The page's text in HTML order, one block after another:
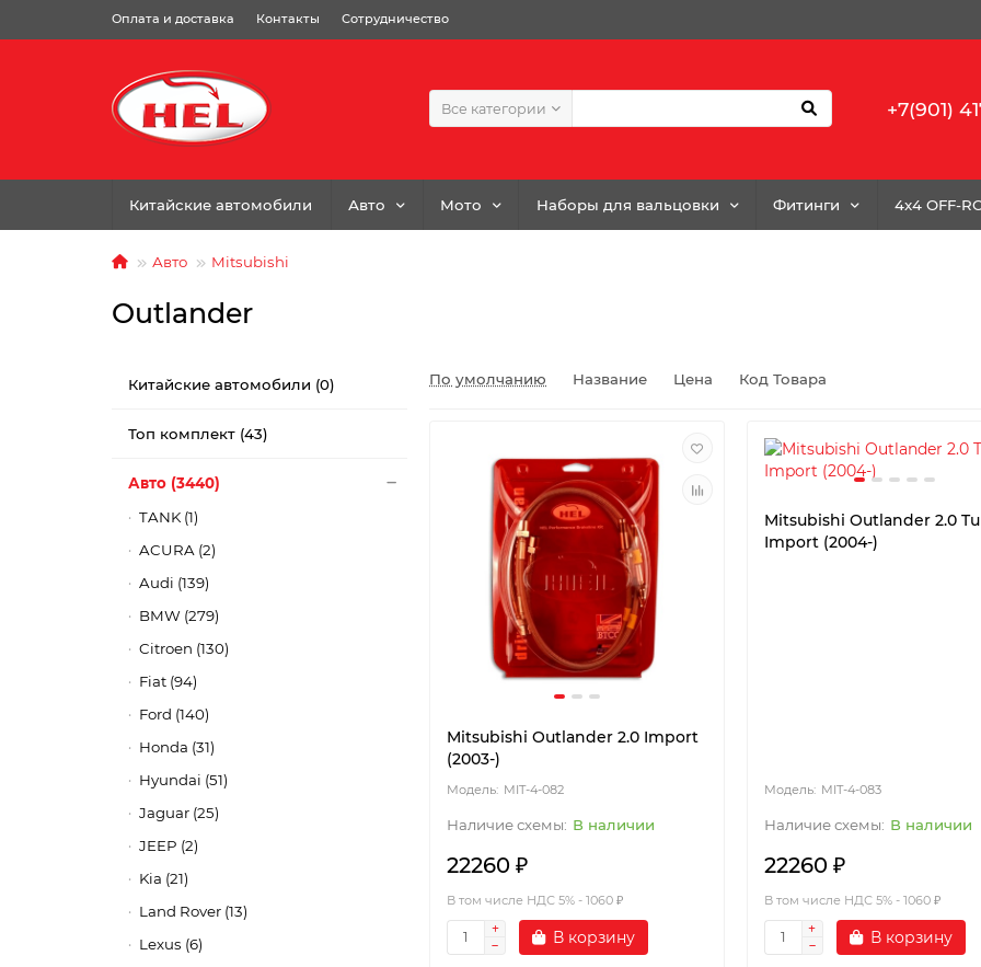
Оплата и доставка Контакты Сотрудничество
Все категории +7(901)
Китайские автомобили Авто Мото Наборы для вальцовки Фитинги 4x4 OFF-
Авто Mitsubishi
Outlander
Китайские автомобили (0)
Топ комплект (43)
Авто (3440)
TANK (1)
ACURA (2)
Audi (139)
BMW (279)
Citroen (130)
Fiat (94)
Ford (140)
Honda (31)
Hyundai (51)
Jaguar (25)
JEEP (2)
Kia (21)
Land Rover (13)
Lexus (6)
По умолчанию Название Цена Код Товара
Mitsubishi Outlander 2.0 Import
(2003-)
MIT-4-082
В наличии
22260 ₽
В том числе НДС 5% - 1060 ₽
В корзину
Mitsubishi Outlander 2.0
Import (2004-)
MIT-4-083
В наличии
22260 ₽
В том числе НДС 5% - 1060 ₽
В корзину